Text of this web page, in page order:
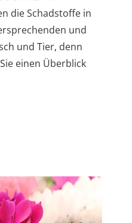
die Schadstoffe in
und
und Tier, denn
einen Überblick